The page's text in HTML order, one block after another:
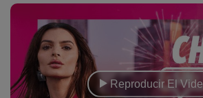
Reproducir El